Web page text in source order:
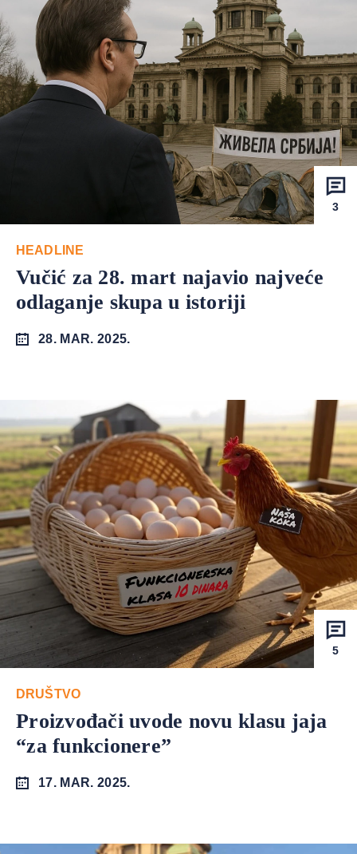
3
HEADLINE
Vučić za 28. mart najavio najveće
odlaganje skupa u istoriji
28. MAR. 2025.
5
DRUŠTVO
Proizvođači uvode novu klasu jaja
“za funkcionere”
17. MAR. 2025.